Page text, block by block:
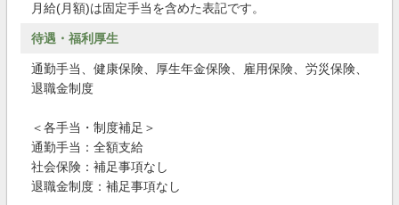
月給(月額)は固定手当を含めた表記です。
待遇・福利厚生
通勤手当、健康保険、厚生年金保険、雇用保険、労災保険、
退職金制度
＜各手当・制度補足＞
通勤手当：全額支給
社会保険：補足事項なし
退職金制度：補足事項なし